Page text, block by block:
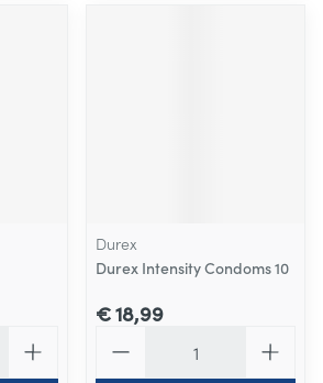
Durex
Durex Intensity Condoms 10
€ 18,99